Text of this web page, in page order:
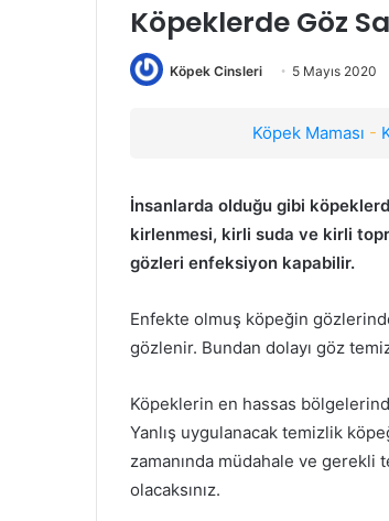
Köpeklerde Göz
Köpek Cinsleri 5 Mayıs 2020
Köpek Maması -
İnsanlarda olduğu gibi
kirlenmesi, kirli suda ve kirli
gözleri enfeksiyon kapabilir.
Enfekte olmuş köpeğin
gözlenir. Bundan dolayı göz
Köpeklerin en hassas
Yanlış uygulanacak temizlik
zamanında müdahale ve
olacaksınız.